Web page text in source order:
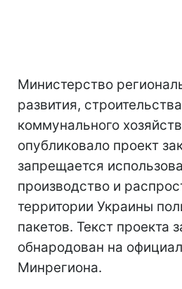
Министерство
развития,
коммунального
опубликовало проект
запрещается
производство и
территории Украины
пакетов. Текст проекта
обнародован на
Минрегиона.